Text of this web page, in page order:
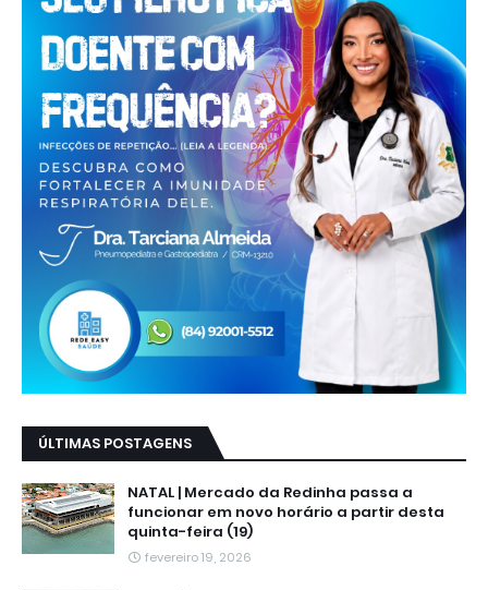
ÚLTIMAS POSTAGENS
NATAL | Mercado da Redinha passa a
funcionar em novo horário a partir desta
quinta-feira (19)
fevereiro 19, 2026